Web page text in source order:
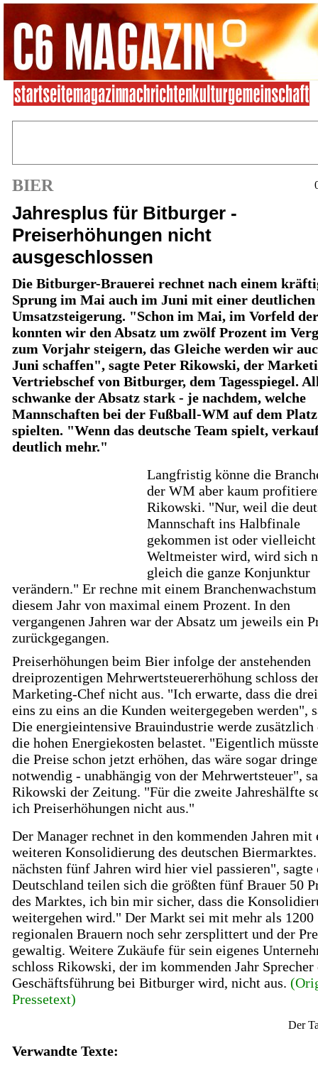
BIER
Jahresplus für Bitburger -
Preiserhöhungen nicht
ausgeschlossen
Die Bitburger-Brauerei rechnet nach einem
Sprung im Mai auch im Juni mit einer deutlichen
Umsatzsteigerung. "Schon im Mai, im Vorfeld
konnten wir den Absatz um zwölf Prozent im
zum Vorjahr steigern, das Gleiche werden wir
Juni schaffen", sagte Peter Rikowski, der
Vertriebschef von Bitburger, dem Tagesspiegel.
schwanke der Absatz stark - je nachdem, welche
Mannschaften bei der Fußball-WM auf dem Platz
spielten. "Wenn das deutsche Team spielt,
deutlich mehr."
Langfristig könne die
der WM aber kaum
Rikowski. "Nur, weil die
Mannschaft ins Halbfinale
gekommen ist oder vielleicht
Weltmeister wird, wird sich
gleich die ganze Konjunktur
verändern." Er rechne mit einem
diesem Jahr von maximal einem Prozent. In den
vergangenen Jahren war der Absatz um jeweils ein
zurückgegangen.
Preiserhöhungen beim Bier infolge der anstehenden
dreiprozentigen Mehrwertsteuererhöhung schloss
Marketing-Chef nicht aus. "Ich erwarte, dass die
eins zu eins an die Kunden weitergegeben werden",
Die energieintensive Brauindustrie werde zusätzlich
die hohen Energiekosten belastet. "Eigentlich
die Preise schon jetzt erhöhen, das wäre sogar
notwendig - unabhängig von der Mehrwertsteuer",
Rikowski der Zeitung. "Für die zweite Jahreshälfte
ich Preiserhöhungen nicht aus."
Der Manager rechnet in den kommenden Jahren mit
weiteren Konsolidierung des deutschen
nächsten fünf Jahren wird hier viel passieren", sagte
Deutschland teilen sich die größten fünf Brauer 50
des Marktes, ich bin mir sicher, dass die
weitergehen wird." Der Markt sei mit mehr als 1200
regionalen Brauern noch sehr zersplittert und der
gewaltig. Weitere Zukäufe für sein eigenes
schloss Rikowski, der im kommenden Jahr Sprecher
Geschäftsführung bei Bitburger wird, nicht aus.
Pressetext)
Der
Verwandte Texte: